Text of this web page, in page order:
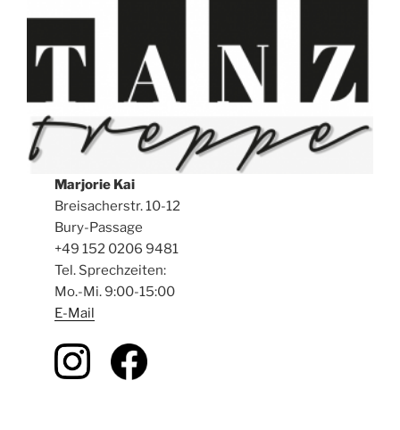
Marjorie Kai
Breisacherstr. 10-12
Bury-Passage
+49 152 0206 9481
Tel. Sprechzeiten:
Mo.-Mi. 9:00-15:00
E-Mail